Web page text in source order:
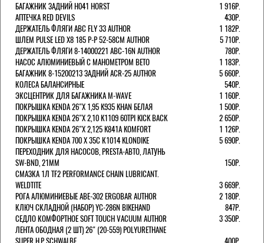
БАГАЖНИК ЗАДНИЙ H041 HORST
1 916Р.
АПТЕЧКА RED DEVILS
430Р.
ДЕРЖАТЕЛЬ ФЛЯГИ АВС FLY 33 AUTHOR
1 182Р.
ШЛЕМ PULSE LED X8 185 Р-Р 52-58СМ AUTHOR
5 710Р.
ДЕРЖАТЕЛЬ ФЛЯГИ 8-14000221 ABC-16N AUTHOR
780Р.
НАСОС АЛЮМИНИЕВЫЙ С МАНОМЕТРОМ BETO
1 183Р.
БАГАЖНИК 8-15200213 ЗАДНИЙ ACR-25 AUTHOR
5 660Р.
КОЛЕСА БАЛАНСИРНЫЕ
540Р.
ЭКСЦЕНТРИК ДЛЯ БАГАЖНИКА M-WAVE
1 160Р.
ПОКРЫШКА KENDA 26"Х 1,95 K935 KHAN БЕЛАЯ
1 500Р.
ПОКРЫШКА KENDA 26"Х 2,10 K1109 60TPI KICK BACK
2 650Р.
ПОКРЫШКА KENDA 26"Х 2,125 K841A KOMFORT
1 126Р.
ПОКРЫШКА KENDA 700 Х 35С К1014 KLONDIKE
5 690Р.
ПЕРЕХОДНИК ДЛЯ НАСОСОВ, PRESTA-АВТО, ЛАТУНЬ
SW-BND, 21ММ
150Р.
СМАЗКА 1Л TF2 PERFORMANCE CHAIN LUBRICANT.
WELDTITE
3 669Р.
РОГА АЛЮМИНИЕВЫЕ ABE-302 ERGOBAR AUTHOR
2 180Р.
КЛЮЧ СКЛАДНОЙ (НАБОР) YC-286N BIKEHAND
847Р.
СЕДЛО КОМФОРТНОЕ SOFT TOUCH VACUUM AUTHOR
3 350Р.
ЛЕНТА ОБОДНАЯ (2 ШТ) 26" (20-559) POLYURETHANE
SUPER H.P SCHWALBE
400Р.